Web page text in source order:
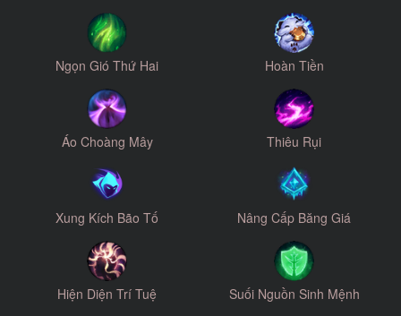
Ngọn Gió Thứ Hai Hoàn Tiền
Áo Choàng Mây Thiêu Rụi
Xung Kích Bão Tố Nâng Cấp Băng Giá
Hiện Diện Trí Tuệ Suối Nguồn Sinh Mệnh